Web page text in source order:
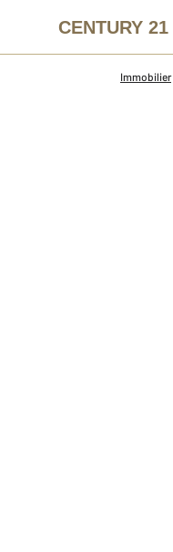
CENTURY 21
Immobilier